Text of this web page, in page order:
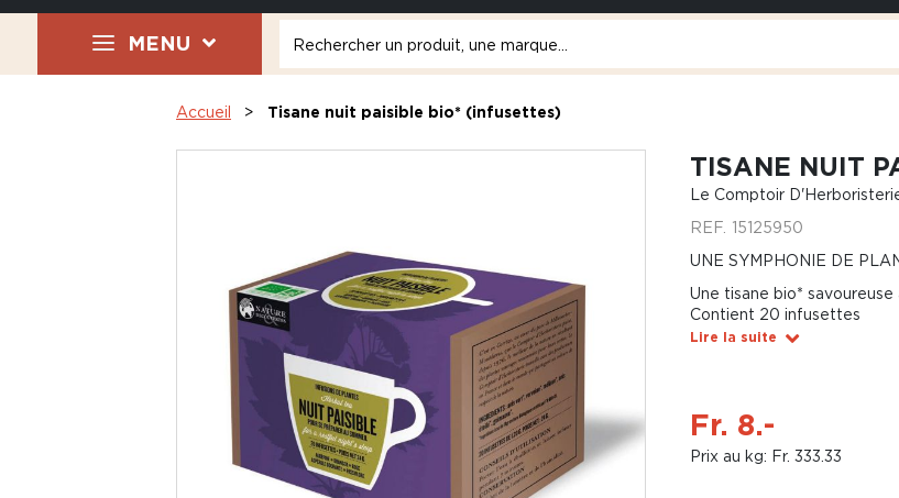
MENU
Accueil Tisane nuit paisible bio* (infusettes)
TISANE NUIT
Le Comptoir
REF. 15125950
UNE SYMPHONIE DE
Une tisane bio*
Contient 20 infusettes
Lire la suite
Fr. 8.-
Prix au kg: Fr. 333.33